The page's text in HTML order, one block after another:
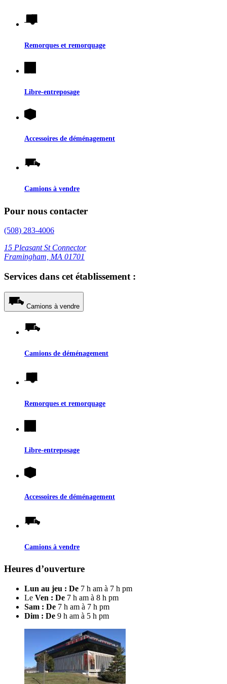
Remorques et remorquage
Libre-entreposage
Accessoires de déménagement
Camions à vendre
Pour nous contacter
(508) 283-4006
15 Pleasant St Connector
Framingham, MA 01701
Services dans cet établissement :
Camions à vendre
Camions de déménagement
Remorques et remorquage
Libre-entreposage
Accessoires de déménagement
Camions à vendre
Heures d’ouverture
Lun au jeu : De 7 h am à 7 h pm
Le Ven : De 7 h am à 8 h pm
Sam : De 7 h am à 7 h pm
Dim : De 9 h am à 5 h pm